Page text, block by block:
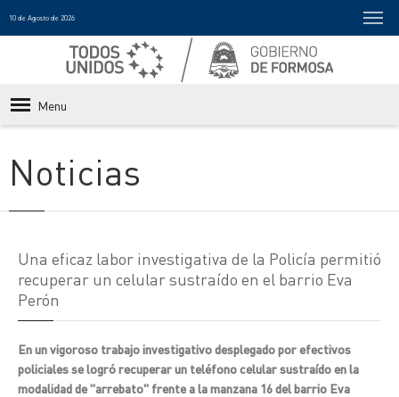
10 de Agosto de 2026
Menu
Noticias
Una eficaz labor investigativa de la Policía permitió
recuperar un celular sustraído en el barrio Eva
Perón
En un vigoroso trabajo investigativo desplegado por efectivos
policiales se logró recuperar un teléfono celular sustraído en la
modalidad de "arrebato" frente a la manzana 16 del barrio Eva